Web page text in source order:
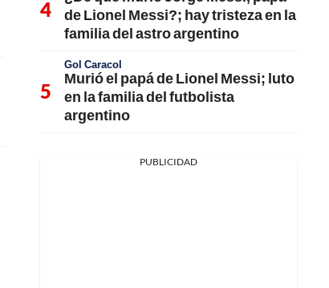
de Lionel Messi?; hay tristeza en la
familia del astro argentino
Gol Caracol
Murió el papá de Lionel Messi; luto
en la familia del futbolista
argentino
PUBLICIDAD